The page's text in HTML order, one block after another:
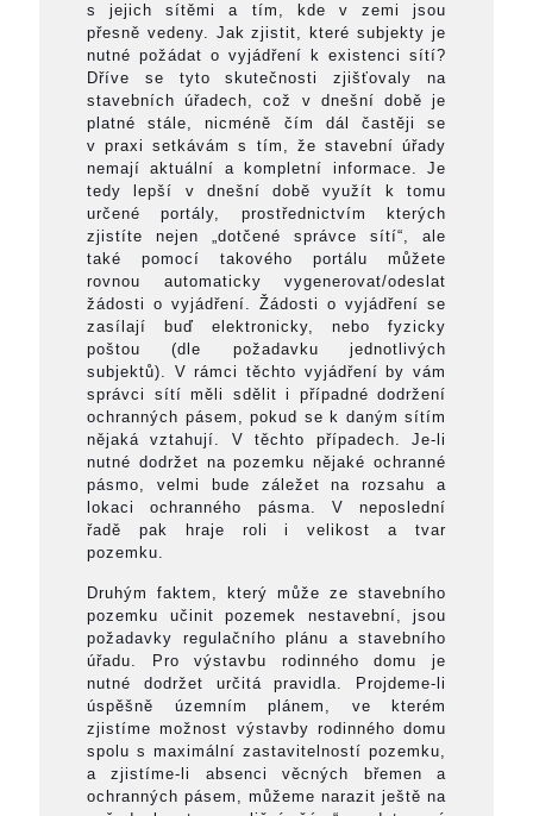
s jejich sítěmi a tím, kde v zemi jsou
přesně vedeny. Jak zjistit, které subjekty je
nutné požádat o vyjádření k existenci sítí?
Dříve se tyto skutečnosti zjišťovaly na
stavebních úřadech, což v dnešní době je
platné stále, nicméně čím dál častěji se
v praxi setkávám s tím, že stavební úřady
nemají aktuální a kompletní informace. Je
tedy lepší v dnešní době využít k tomu
určené portály, prostřednictvím kterých
zjistíte nejen „dotčené správce sítí“, ale
také pomocí takového portálu můžete
rovnou automaticky vygenerovat/odeslat
žádosti o vyjádření. Žádosti o vyjádření se
zasílají buď elektronicky, nebo fyzicky
poštou (dle požadavku jednotlivých
subjektů). V rámci těchto vyjádření by vám
správci sítí měli sdělit i případné dodržení
ochranných pásem, pokud se k daným sítím
nějaká vztahují. V těchto případech. Je-li
nutné dodržet na pozemku nějaké ochranné
pásmo, velmi bude záležet na rozsahu a
lokaci ochranného pásma. V neposlední
řadě pak hraje roli i velikost a tvar
pozemku.
Druhým faktem, který může ze stavebního
pozemku učinit pozemek nestavební, jsou
požadavky regulačního plánu a stavebního
úřadu. Pro výstavbu rodinného domu je
nutné dodržet určitá pravidla. Projdeme-li
úspěšně územním plánem, ve kterém
zjistíme možnost výstavby rodinného domu
spolu s maximální zastavitelností pozemku,
a zjistíme-li absenci věcných břemen a
ochranných pásem, můžeme narazit ještě na